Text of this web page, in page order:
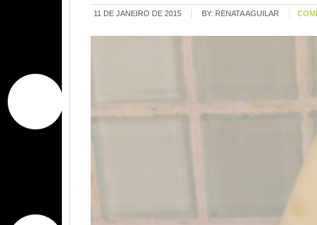
11 DE JANEIRO DE 2015 BY: RENATA AGUILAR